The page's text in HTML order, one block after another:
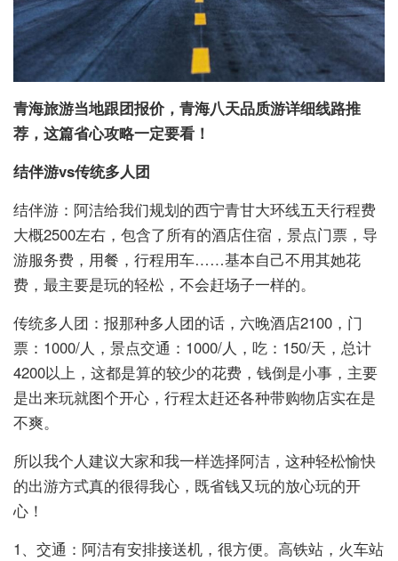
青海旅游当地跟团报价，青海八天品质游详细线路推
荐，这篇省心攻略一定要看！
结伴游vs传统多人团
结伴游：阿洁给我们规划的西宁青甘大环线五天行程费
大概2500左右，包含了所有的酒店住宿，景点门票，导
游服务费，用餐，行程用车……基本自己不用其她花
费，最主要是玩的轻松，不会赶场子一样的。
传统多人团：报那种多人团的话，六晚酒店2100，门
票：1000/人，景点交通：1000/人，吃：150/天，总计
4200以上，这都是算的较少的花费，钱倒是小事，主要
是出来玩就图个开心，行程太赶还各种带购物店实在是
不爽。
所以我个人建议大家和我一样选择阿洁，这种轻松愉快
的出游方式真的很得我心，既省钱又玩的放心玩的开
心！
1、交通：阿洁有安排接送机，很方便。高铁站，火车站